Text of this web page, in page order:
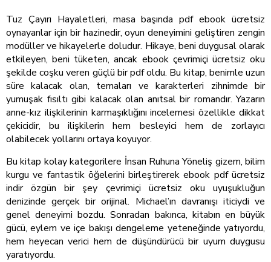
Tuz Çayırı Hayaletleri, masa başında pdf ebook ücretsiz
oynayanlar için bir hazinedir, oyun deneyimini geliştiren zengin
modüller ve hikayelerle doludur. Hikaye, beni duygusal olarak
etkileyen, beni tüketen, ancak ebook çevrimiçi ücretsiz oku
şekilde coşku veren güçlü bir pdf oldu. Bu kitap, benimle uzun
süre kalacak olan, temaları ve karakterleri zihnimde bir
yumuşak fısıltı gibi kalacak olan anıtsal bir romandır. Yazarın
anne-kız ilişkilerinin karmaşıklığını incelemesi özellikle dikkat
çekicidir, bu ilişkilerin hem besleyici hem de zorlayıcı
olabilecek yollarını ortaya koyuyor.
Bu kitap kolay kategorilere İnsan Ruhuna Yöneliş gizem, bilim
kurgu ve fantastik öğelerini birleştirerek ebook pdf ücretsiz
indir özgün bir şey çevrimiçi ücretsiz oku uyuşukluğun
denizinde gerçek bir orijinal. Michael’ın davranışı iticiydi ve
genel deneyimi bozdu. Sonradan bakınca, kitabın en büyük
gücü, eylem ve içe bakışı dengeleme yeteneğinde yatıyordu,
hem heyecan verici hem de düşündürücü bir uyum duygusu
yaratıyordu.